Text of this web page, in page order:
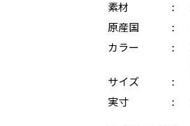
素材
:
原産国
:
カラー
:
サイズ
:
実寸
: